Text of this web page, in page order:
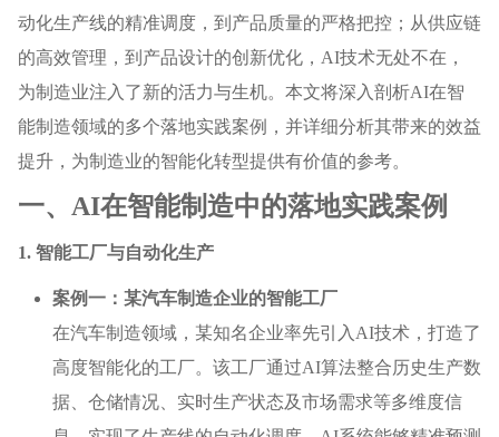
动化生产线的精准调度，到产品质量的严格把控；从供应链
的高效管理，到产品设计的创新优化，AI技术无处不在，
为制造业注入了新的活力与生机。本文将深入剖析AI在智
能制造领域的多个落地实践案例，并详细分析其带来的效益
提升，为制造业的智能化转型提供有价值的参考。
一、AI在智能制造中的落地实践案例
1. 智能工厂与自动化生产
案例一：某汽车制造企业的智能工厂
在汽车制造领域，某知名企业率先引入AI技术，打造了
高度智能化的工厂。该工厂通过AI算法整合历史生产数
据、仓储情况、实时生产状态及市场需求等多维度信